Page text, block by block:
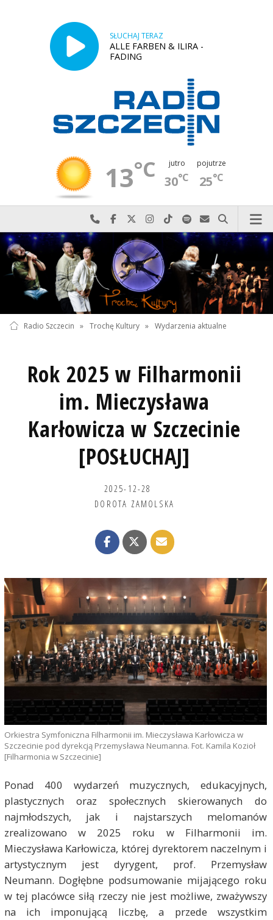
SŁUCHAJ TERAZ
ALLE FARBEN & ILIRA -
FADING
13°C jutro
30°C
pojutrze
25°C
Najlepiej po prostu do nas zadzwoń
Odwiedź nas na Facebook-u
Odwiedź nas na X
Odwiedź nas na Instagram-ie
Odwiedź nas na TikTok-u
Szukaj nas na Spotify
Wyślij do nas
Szukaj
Radio Szczecin » Trochę Kultury » Wydarzenia aktualne
Rok 2025 w Filharmonii
im. Mieczysława
Karłowicza w Szczecinie
[POSŁUCHAJ]
2025-12-28
DOROTA ZAMOLSKA
Orkiestra Symfoniczna Filharmonii im. Mieczysława Karłowicza w
Szczecinie pod dyrekcją Przemysława Neumanna. Fot. Kamila Kozioł
[Filharmonia w Szczecinie]
Ponad 400 wydarzeń muzycznych, edukacyjnych,
plastycznych oraz społecznych skierowanych do
najmłodszych, jak i najstarszych melomanów
zrealizowano w 2025 roku w Filharmonii im.
Mieczysława Karłowicza, której dyrektorem naczelnym i
artystycznym jest dyrygent, prof. Przemysław
Neumann. Dogłębne podsumowanie mijającego roku
w tej placówce siłą rzeczy nie jest możliwe, zważywszy
na ich imponującą liczbę, a przede wszystkim